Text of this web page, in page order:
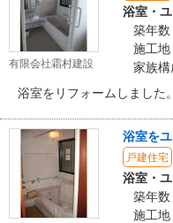
有限会社霜村建設
浴室・
築年
施工地
家族
浴室をリフォームしました。
浴室を
戸建住宅
浴室・
築年
施工地